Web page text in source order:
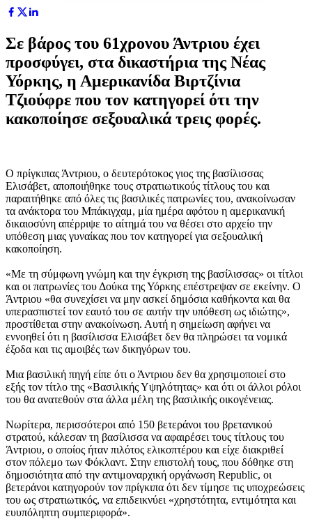
Σε βάρος του 61χρονου Άντριου έχει
προσφύγει, στα δικαστήρια της Νέας
Υόρκης, η Αμερικανίδα Βιρτζίνια
Τζιούφρε που τον κατηγορεί ότι την
κακοποίησε σεξουαλικά τρεις φορές.
Ο πρίγκιπας Άντριου, ο δευτερότοκος γιος της βασίλισσας
Ελισάβετ, αποποιήθηκε τους στρατιωτικούς τίτλους του και
παραιτήθηκε από όλες τις βασιλικές πατρωνίες του, ανακοίνωσαν
τα ανάκτορα του Μπάκιγχαμ, μία ημέρα αφότου η αμερικανική
δικαιοσύνη απέρριψε το αίτημά του να θέσει στο αρχείο την
υπόθεση μιας γυναίκας που τον κατηγορεί για σεξουαλική
κακοποίηση.
«Με τη σύμφωνη γνώμη και την έγκριση της βασίλισσας» οι τίτλοι
και οι πατρωνίες του Δούκα της Υόρκης επέστρεψαν σε εκείνην. Ο
Άντριου «θα συνεχίσει να μην ασκεί δημόσια καθήκοντα και θα
υπερασπιστεί τον εαυτό του σε αυτήν την υπόθεση ως ιδιώτης»,
προστίθεται στην ανακοίνωση. Αυτή η σημείωση αφήνει να
εννοηθεί ότι η βασίλισσα Ελισάβετ δεν θα πληρώσει τα νομικά
έξοδα και τις αμοιβές των δικηγόρων του.
Μια βασιλική πηγή είπε ότι ο Άντριου δεν θα χρησιμοποιεί στο
εξής τον τίτλο της «Βασιλικής Υψηλότητας» και ότι οι άλλοι ρόλοι
του θα ανατεθούν στα άλλα μέλη της βασιλικής οικογένειας.
Νωρίτερα, περισσότεροι από 150 βετεράνοι του βρετανικού
στρατού, κάλεσαν τη βασίλισσα να αφαιρέσει τους τίτλους του
Άντριου, ο οποίος ήταν πιλότος ελικοπτέρου και είχε διακριθεί
στον πόλεμο των Φόκλαντ. Στην επιστολή τους, που δόθηκε στη
δημοσιότητα από την αντιμοναρχική οργάνωση Republic, οι
βετεράνοι κατηγορούν τον πρίγκιπα ότι δεν τίμησε τις υποχρεώσεις
του ως στρατιωτικός, να επιδεικνύει «χρηστότητα, εντιμότητα και
ευυπόληπτη συμπεριφορά».